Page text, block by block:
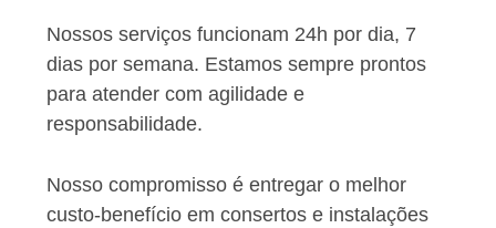
Nossos serviços funcionam 24h por dia, 7
dias por semana. Estamos sempre prontos
para atender com agilidade e
responsabilidade.
Nosso compromisso é entregar o melhor
custo-benefício em consertos e instalações